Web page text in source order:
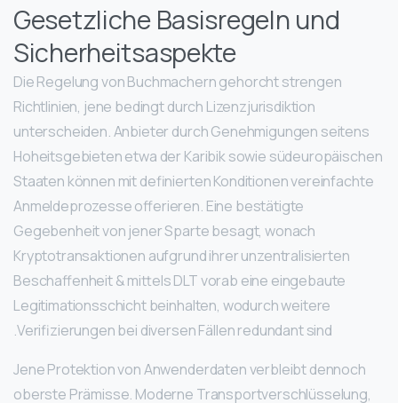
Gesetzliche Basisregeln und
Sicherheitsaspekte
Die Regelung von Buchmachern gehorcht strengen
Richtlinien, jene bedingt durch Lizenzjurisdiktion
unterscheiden. Anbieter durch Genehmigungen seitens
Hoheitsgebieten etwa der Karibik sowie südeuropäischen
Staaten können mit definierten Konditionen vereinfachte
Anmeldeprozesse offerieren. Eine bestätigte
Gegebenheit von jener Sparte besagt, wonach
Kryptotransaktionen aufgrund ihrer unzentralisierten
Beschaffenheit & mittels DLT vorab eine eingebaute
Legitimationsschicht beinhalten, wodurch weitere
Verifizierungen bei diversen Fällen redundant sind.
Jene Protektion von Anwenderdaten verbleibt dennoch
oberste Prämisse. Moderne Transportverschlüsselung,